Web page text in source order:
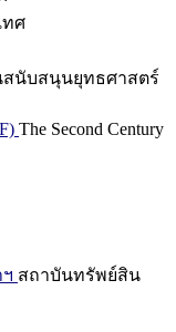
ทศ
นับสนุนยุทธศาสตร์
The Second Century
สถาบันทรัพย์สิน